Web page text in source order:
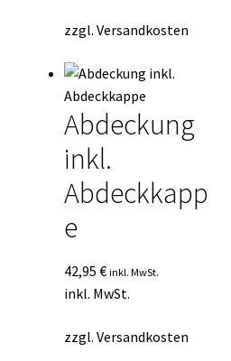
zzgl. Versandkosten
Abdeckung
inkl.
Abdeckkapp
e
42,95 € inkl. MwSt.
inkl. MwSt.
zzgl. Versandkosten